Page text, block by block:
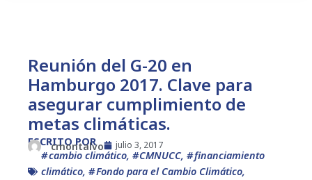
Intervenciones
Súmate
Blog
Reunión del G-20 en
Hamburgo 2017. Clave para
asegurar cumplimiento de
metas climáticas.
ESCRITO POR
cmontalvo julio 3, 2017
cambio climático, CMNUCC, financiamiento
climático, Fondo para el Cambio Climático,